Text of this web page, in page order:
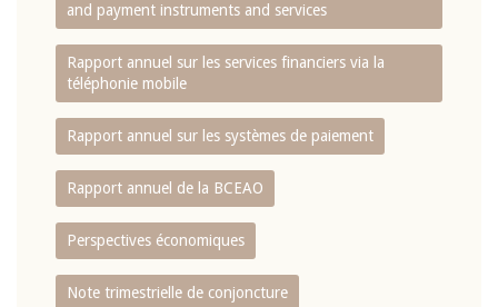
and payment instruments and services
Rapport annuel sur les services financiers via la
téléphonie mobile
Rapport annuel sur les systèmes de paiement
Rapport annuel de la BCEAO
Perspectives économiques
Note trimestrielle de conjoncture